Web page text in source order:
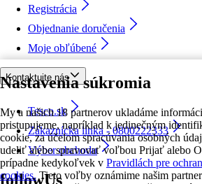
Nastavenia súkromia
My a našich 18 partnerov ukladáme
pristupujeme, napríklad k jedinečným
cookie, za účelom spracúvania osobných
udeliť alebo spravovať voľbou Prijať alebo
prípadne kedykoľvek v Pravidlách pre
cookies. Tieto voľby oznámime našim
Registrácia
Objednanie doručenia
Moje obľúbené
Kontaktujte nás
Tesco.sk
Zákaznícka linka - 0800222333
Výber obchodu
followUs